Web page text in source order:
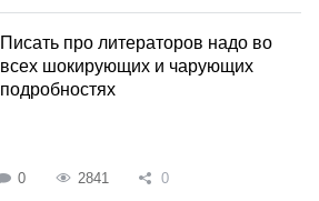
Писать про литераторов надо во
всех шокирующих и чарующих
подробностях
0 2841 0